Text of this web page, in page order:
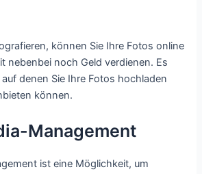
können Sie Ihre Fotos online
nebenbei noch Geld verdienen. Es
denen Sie Ihre Fotos hochladen
können.
Management
ist eine Möglichkeit, um